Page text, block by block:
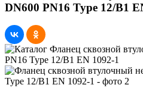
DN600 PN16 Type 12/B1